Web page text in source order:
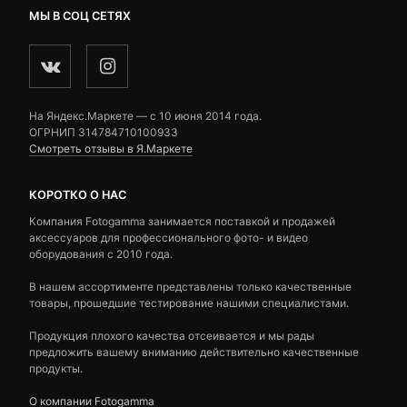
МЫ В СОЦ СЕТЯХ
На Яндекс.Маркете — c 10 июня 2014 года.
ОГРНИП 314784710100933
Смотреть отзывы в Я.Маркете
КОРОТКО О НАС
Компания Fotogamma занимается поставкой и продажей
аксессуаров для профессионального фото- и видео
оборудования с 2010 года.
В нашем ассортименте представлены только качественные
товары, прошедшие тестирование нашими специалистами.
Продукция плохого качества отсеивается и мы рады
предложить вашему вниманию действительно качественные
продукты.
О компании Fotogamma